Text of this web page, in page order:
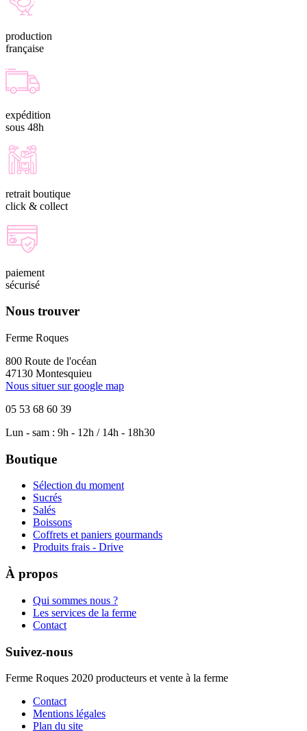
production
française
expédition
sous 48h
retrait boutique
click & collect
paiement
sécurisé
Nous trouver
Ferme Roques
800 Route de l'océan
47130 Montesquieu
Nous situer sur google map
05 53 68 60 39
Lun - sam : 9h - 12h / 14h - 18h30
Boutique
Sélection du moment
Sucrés
Salés
Boissons
Coffrets et paniers gourmands
Produits frais - Drive
À propos
Qui sommes nous ?
Les services de la ferme
Contact
Suivez-nous
Ferme Roques 2020 producteurs et vente à la ferme
Contact
Mentions légales
Plan du site